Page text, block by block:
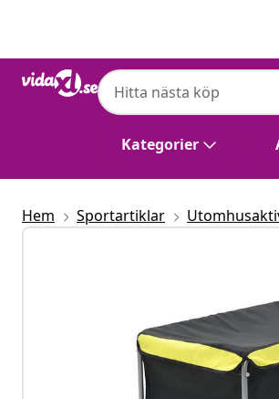
Kategorier
Hem Sportartiklar